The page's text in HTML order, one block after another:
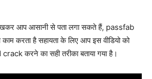
देखकर आप आसानी से पता लगा सकते हैं, passfab
करता है सहायता के लिए आप इस वीडियो को
करने का सही तरीका बताया गया है।